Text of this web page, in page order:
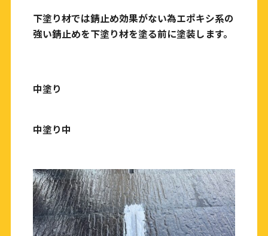
下塗り材では錆止め効果がない為エポキシ系の
強い錆止めを下塗り材を塗る前に塗装します。
中塗り
中塗り中